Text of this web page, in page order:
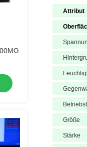
Attribut
Größe
Stärke